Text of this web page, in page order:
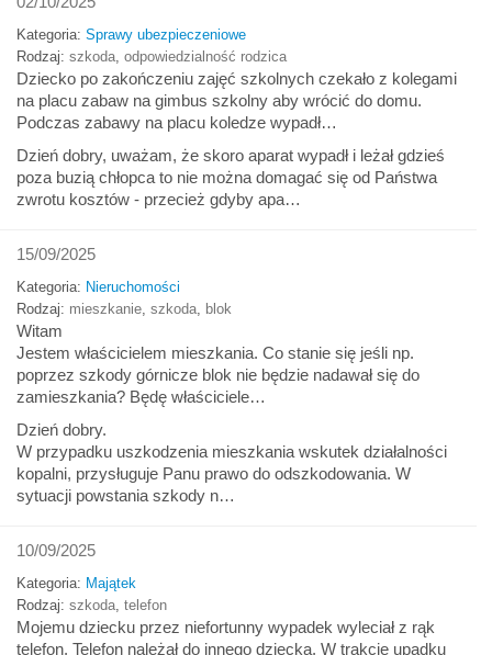
Kategoria: Sprawy ubezpieczeniowe
Rodzaj: szkoda odpowiedzialność rodzica
Dziecko po zakończeniu zajęć szkolnych czekało z kolegami
na placu zabaw na gimbus szkolny aby wrócić do domu.
Podczas zabawy na placu koledze wypadł…
Dzień dobry, uważam, że skoro aparat wypadł i leżał gdzieś
poza buzią chłopca to nie można domagać się od Państwa
zwrotu kosztów - przecież gdyby apa…
15/09/2025
Kategoria: Nieruchomości
Rodzaj: mieszkanie szkoda blok
Witam
Jestem właścicielem mieszkania. Co stanie się jeśli np.
poprzez szkody górnicze blok nie będzie nadawał się do
zamieszkania? Będę właściciele…
Dzień dobry.
W przypadku uszkodzenia mieszkania wskutek działalności
kopalni, przysługuje Panu prawo do odszkodowania. W
sytuacji powstania szkody n…
10/09/2025
Kategoria: Majątek
Rodzaj: szkoda telefon
Mojemu dziecku przez niefortunny wypadek wyleciał z rąk
telefon. Telefon należał do innego dziecka. W trakcie upadku